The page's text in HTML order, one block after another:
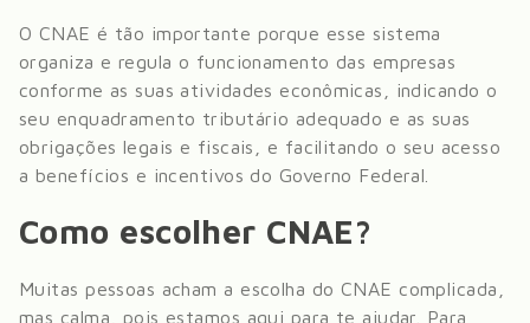
O CNAE é tão importante porque esse sistema
organiza e regula o funcionamento das empresas
conforme as suas atividades econômicas, indicando o
seu enquadramento tributário adequado e as suas
obrigações legais e fiscais, e facilitando o seu acesso
a benefícios e incentivos do Governo Federal.
Como escolher CNAE?
Muitas pessoas acham a escolha do CNAE complicada,
mas calma, pois estamos aqui para te ajudar. Para